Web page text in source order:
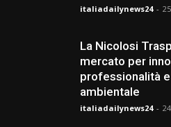
italiadailynews24 -
La Nicolosi
mercato per
professionalità
ambientale
italiadailynews24 -